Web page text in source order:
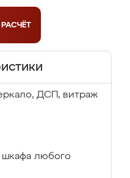
РАСЧЁТ
ДСП, витраж
шкафа любого